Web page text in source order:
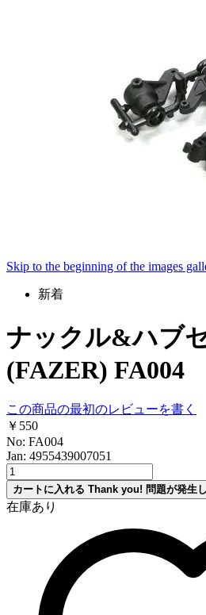
Skip to the beginning of the images
新着
ナックル&ハブ
(FAZER) FA004
この商品の最初のレビューを書く
￥550
No: FA004
Jan: 4955439007051
カートに入れる Thank you! 問題が発生
在庫あり